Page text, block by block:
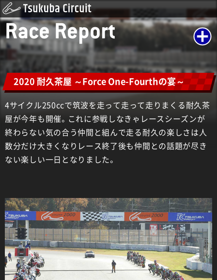
Race Report
2020 耐久茶屋 ～Force One-Fourthの宴～
4サイクル250ccで筑波を走って走って走りまくる耐久茶
屋が今年も開催。これに参戦しなきゃレースシーズンが
終わらない気の合う仲間と組んで走る耐久の楽しさは人
数分だけ大きくなりレース終了後も仲間との話題が尽き
ない楽しい一日となりました。